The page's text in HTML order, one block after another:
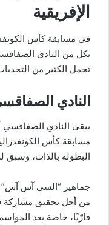
الإفريقية
في مسابقة كأس
بكل من النادي
تحمل الكثير من
النادي
يبقى النادي الصفاقسي
مسابقة كأس
البطولة بالذات، وسبق
جماهير “السي آس آس”
من أجل تحقيق مشاركة
قارّيًا، خاصة بعد